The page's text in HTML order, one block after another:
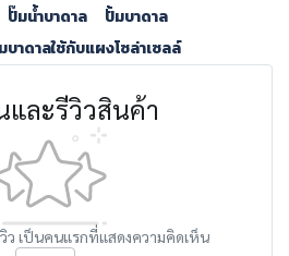
ปั๊มน้ำบาดาล
ปั้มบาดาล
บาดาลใช้กับแผงโซล่าเซลล์
ละรีวิวสินค้า
ว เป็นคนแรกที่แสดงความคิดเห็น